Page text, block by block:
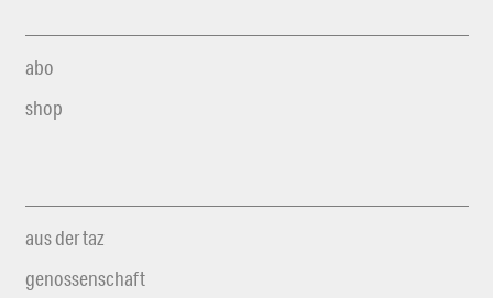
abo
shop
aus der taz
genossenschaft